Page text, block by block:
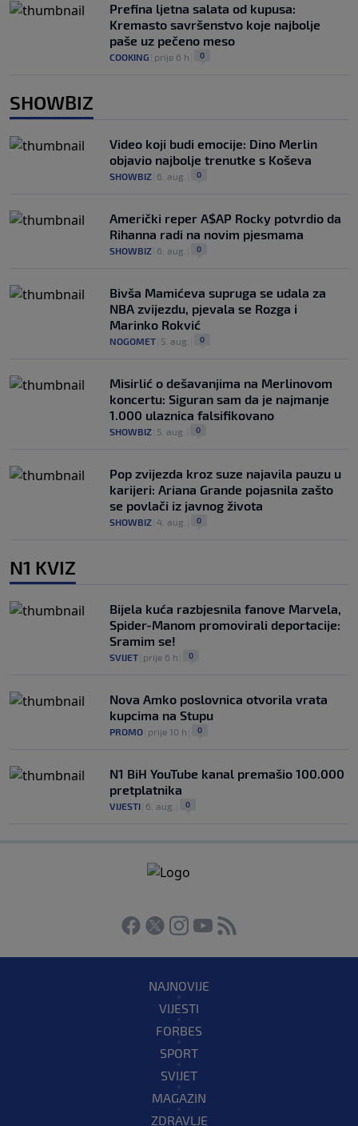
Prefina ljetna salata od kupusa:
Kremasto savršenstvo koje najbolje
paše uz pečeno meso
COOKING prije 6 h 0
SHOWBIZ
Video koji budi emocije: Dino Merlin
objavio najbolje trenutke s Koševa
SHOWBIZ 6. aug. 0
Američki reper A$AP Rocky potvrdio da
Rihanna radi na novim pjesmama
SHOWBIZ 6. aug. 0
Bivša Mamićeva supruga se udala za
NBA zvijezdu, pjevala se Rozga i
Marinko Rokvić
NOGOMET 5. aug. 0
Misirlić o dešavanjima na Merlinovom
koncertu: Siguran sam da je najmanje
1.000 ulaznica falsifikovano
SHOWBIZ 5. aug. 0
Pop zvijezda kroz suze najavila pauzu u
karijeri: Ariana Grande pojasnila zašto
se povlači iz javnog života
SHOWBIZ 4. aug. 0
N1 KVIZ
Bijela kuća razbjesnila fanove Marvela,
Spider-Manom promovirali deportacije:
Sramim se!
SVIJET prije 6 h 0
Nova Amko poslovnica otvorila vrata
kupcima na Stupu
PROMO prije 10 h 0
N1 BiH YouTube kanal premašio 100.000
pretplatnika
VIJESTI 6. aug. 0
NAJNOVIJE
VIJESTI
FORBES
SPORT
SVIJET
MAGAZIN
ZDRAVLJE